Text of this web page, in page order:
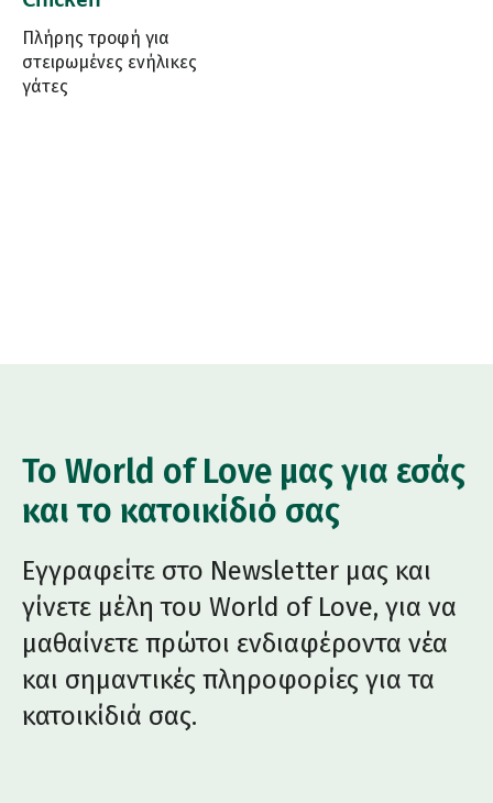
Πλήρης τροφή για
στειρωμένες ενήλικες
γάτες
Το World of Love μας για εσάς
και το κατοικίδιό σας
Εγγραφείτε στο Newsletter μας και
γίνετε μέλη του World of Love, για να
μαθαίνετε πρώτοι ενδιαφέροντα νέα
και σημαντικές πληροφορίες για τα
κατοικίδιά σας.